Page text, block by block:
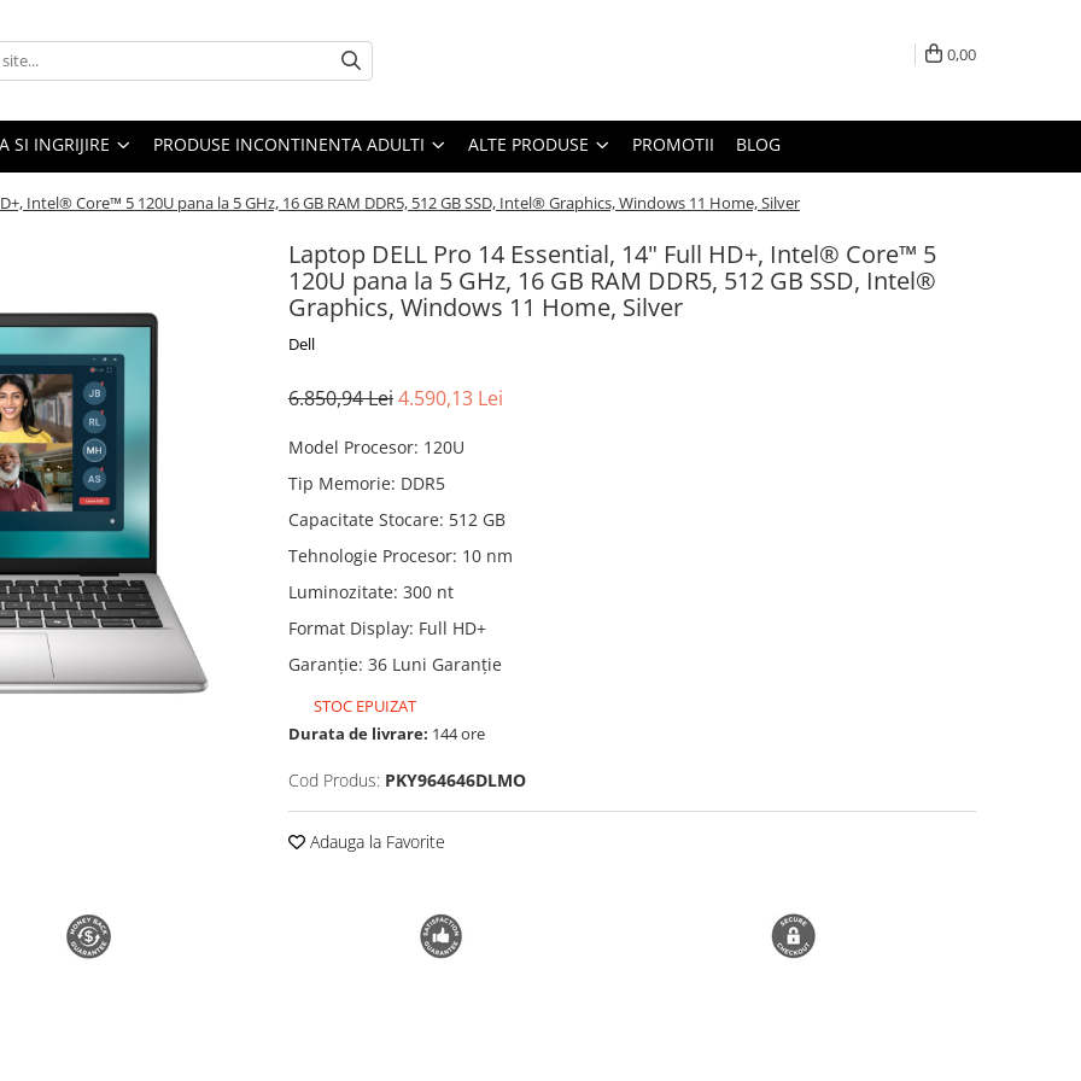
0,00
SI INGRIJIRE PRODUSE INCONTINENTA ADULTI ALTE PRODUSE PROMOTII BLOG
Intel® Core™ 5 120U pana la 5 GHz, 16 GB RAM DDR5, 512 GB SSD, Intel® Graphics, Windows 11 Home, Silver
Laptop DELL Pro 14 Essential, 14" Full HD+, Intel® Core™ 5
120U pana la 5 GHz, 16 GB RAM DDR5, 512 GB SSD, Intel®
Graphics, Windows 11 Home, Silver
Dell
6.850,94 Lei4.590,13 Lei
Model Procesor: 120U
Tip Memorie: DDR5
Capacitate Stocare: 512 GB
Tehnologie Procesor: 10 nm
Luminozitate: 300 nt
Format Display: Full HD+
Garanție: 36 Luni Garanție
STOC EPUIZAT
Durata de livrare: 144 ore
Cod Produs: PKY964646DLMO
Adauga la Favorite